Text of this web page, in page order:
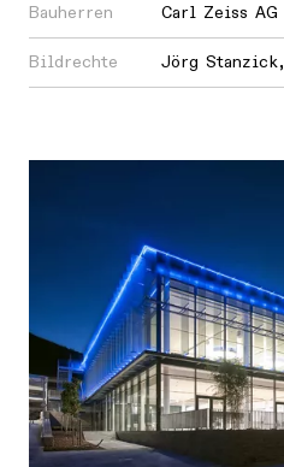
Bauherren Carl Zeiss AG
Bildrechte Jörg